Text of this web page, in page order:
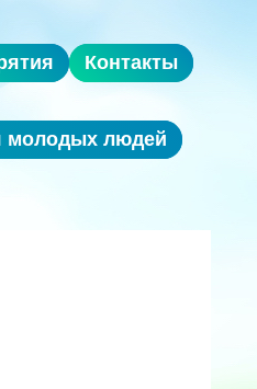
Контакты
молодых людей